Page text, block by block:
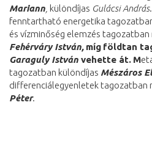
Mariann különdíjas Gulácsi András
fenntartható energetika
és vízminőség elemzés
Fehérváry István, míg földtan
Garaguly István vehette át. M
tagozatban különdíjas Mészáros
differenciálegyenletek tagozatban
Péter.